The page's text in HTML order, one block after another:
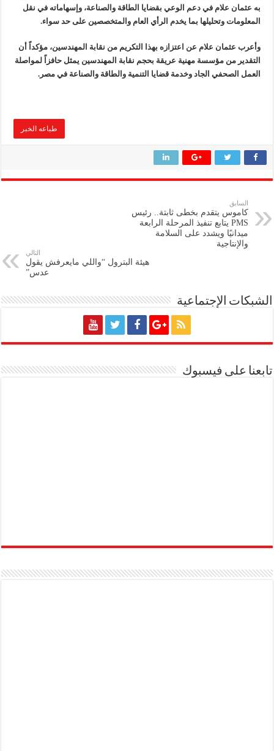
به عثمان علام في دعم الوعي بقضايا الطاقة والصناعة، وإسهاماته في نقل
المعلومات وتحليلها بما يخدم الرأي العام والمتخصصين على حد سواء.
وأعرب عثمان علام عن اعتزازه بهذا التكريم من نقابة المهندسين، مؤكداً أن
التقدير من مؤسسة مهنية عريقة بحجم نقابة المهندسين يمثل حافزاً لمواصلة
العمل الصحفي الجاد وخدمة قضايا التنمية والطاقة والصناعة في مصر.
طباعه الخبر
السابق
كاموس يتقدم بخطى ثابتة.. رئيس
PMS يتابع تنفيذ المرحلة الرابعة
ميدانيًا ويشدد على السلامة
والإنتاجية
التالي
هيئة البترول “واللي مايعرفش يقول
عدس”
الشبكات الإجتماعية
تابعنا على فيسبوك